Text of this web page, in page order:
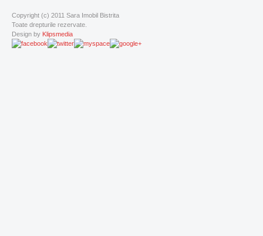
Copyright (c) 2011 Sara Imobil Bistrita
Toate drepturile rezervate.
Design by Klipsmedia